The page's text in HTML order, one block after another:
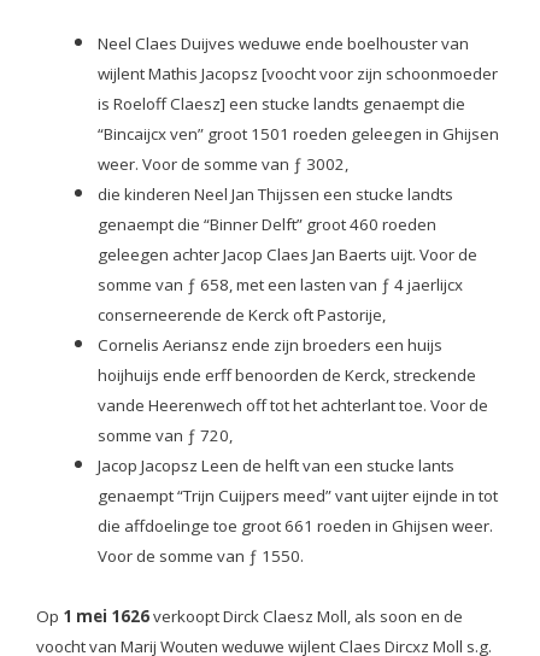
Neel Claes Duijves weduwe ende boelhouster van
wijlent Mathis Jacopsz [voocht voor zijn schoonmoeder
is Roeloff Claesz] een stucke landts genaempt die
“Bincaijcx ven” groot 1501 roeden geleegen in Ghijsen
weer. Voor de somme van ƒ 3002,
die kinderen Neel Jan Thijssen een stucke landts
genaempt die “Binner Delft” groot 460 roeden
geleegen achter Jacop Claes Jan Baerts uijt. Voor de
somme van ƒ 658, met een lasten van ƒ 4 jaerlijcx
conserneerende de Kerck oft Pastorije,
Cornelis Aeriansz ende zijn broeders een huijs
hoijhuijs ende erff benoorden de Kerck, streckende
vande Heerenwech off tot het achterlant toe. Voor de
somme van ƒ 720,
Jacop Jacopsz Leen de helft van een stucke lants
genaempt “Trijn Cuijpers meed” vant uijter eijnde in tot
die affdoelinge toe groot 661 roeden in Ghijsen weer.
Voor de somme van ƒ 1550.
Op 1 mei 1626verkoopt Dirck Claesz Moll, als soon en de
voocht van Marij Wouten weduwe wijlent Claes Dircxz Moll s.g.